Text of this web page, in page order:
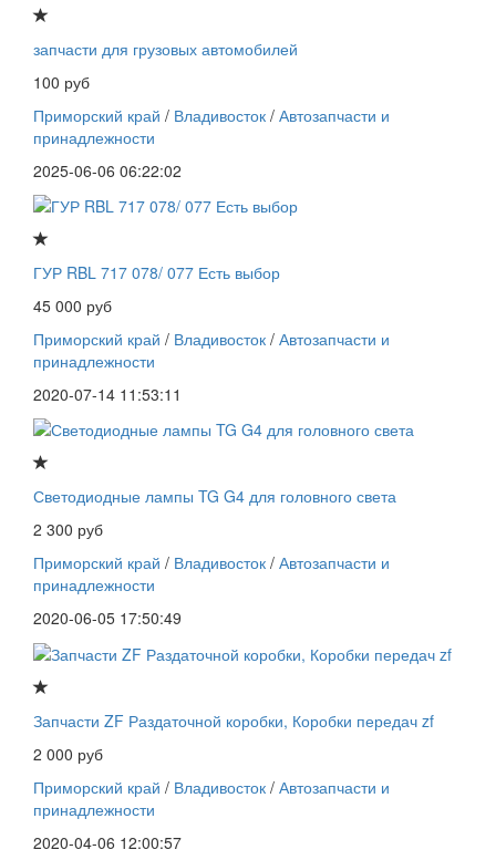
запчасти для грузовых автомобилей
100 руб
Приморский край / Владивосток / Автозапчасти и
принадлежности
2025-06-06 06:22:02
ГУР RBL 717 078/ 077 Есть выбор
45 000 руб
Приморский край / Владивосток / Автозапчасти и
принадлежности
2020-07-14 11:53:11
Светодиодные лампы TG G4 для головного света
2 300 руб
Приморский край / Владивосток / Автозапчасти и
принадлежности
2020-06-05 17:50:49
Запчасти ZF Раздаточной коробки, Коробки передач zf
2 000 руб
Приморский край / Владивосток / Автозапчасти и
принадлежности
2020-04-06 12:00:57